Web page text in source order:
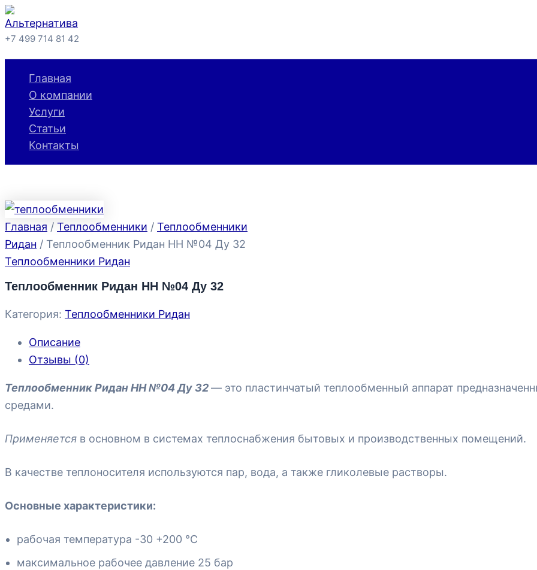
Перейти
к
содержимому
+7 499 714 81 42
Главная
О компании
Услуги
Статьи
Контакты
Главная / Теплообменники / Теплообменники
Ридан / Теплообменник Ридан НН №04 Ду 32
Теплообменники Ридан
Теплообменник Ридан НН №04 Ду 32
Категория: Теплообменники Ридан
Описание
Отзывы (0)
Теплообменник Ридан НН №04 Ду 32— это пластинчатый теплообменный аппарат
средами.
Применяется в основном в системах теплоснабжения бытовых и производственных помещений.
В качестве теплоносителя используются пар, вода, а также гликолевые растворы.
Основные характеристики:
рабочая температура -30 +200 °С
максимальное рабочее давление 25 бар